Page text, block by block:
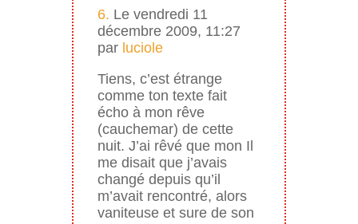
6. Le vendredi 11
décembre 2009, 11:27
par luciole
Tiens, c’est étrange
comme ton texte fait
écho à mon rêve
(cauchemar) de cette
nuit. J’ai rêvé que mon Il
me disait que j’avais
changé depuis qu’il
m’avait rencontré, alors
vaniteuse et sure de son